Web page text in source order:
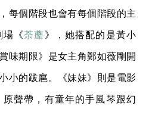
每個階段也會有每個階段的主
場《荼蘼 》，她搭配的是黃小
味期限》是女主角鄭如薇剛開
小的跋扈。《妹妹》則是電影
原聲帶，有童年的手風琴跟幻